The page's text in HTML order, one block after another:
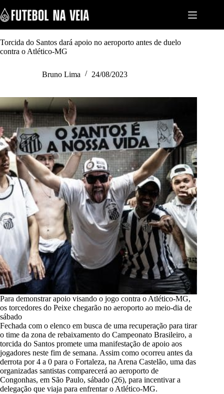
k
i
p
t
o
n
t
Torcida do Santos dará apoio no aeroporto antes de duelo
contra o Atlético-MG
Bruno Lima 24/08/2023
Para demonstrar apoio visando o jogo contra o Atlético-MG,
os torcedores do Peixe chegarão no aeroporto ao meio-dia de
sábado
Fechada com o elenco em busca de uma recuperação para tirar
o time da zona de rebaixamento do Campeonato Brasileiro, a
torcida do Santos promete uma manifestação de apoio aos
jogadores neste fim de semana. Assim como ocorreu antes da
derrota por 4 a 0 para o Fortaleza, na Arena Castelão, uma das
organizadas santistas comparecerá ao aeroporto de
Congonhas, em São Paulo, sábado (26), para incentivar a
delegação que viaja para enfrentar o Atlético-MG.